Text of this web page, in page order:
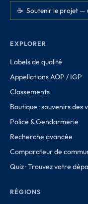
☕ Soutenir le projet —
EXPLORER
Labels de qualité
Appellations AOP / IGP
Classements
Boutique · souvenirs des
Police & Gendarmerie
Recherche avancée
Comparateur de
Quiz · Trouvez votre
RÉGIONS